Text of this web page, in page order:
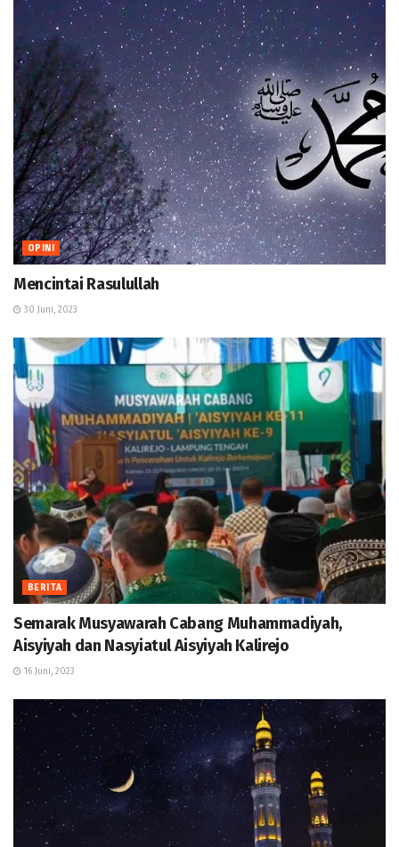
OPINI
Mencintai Rasulullah
30 Juni, 2023
BERITA
Semarak Musyawarah Cabang Muhammadiyah,
Aisyiyah dan Nasyiatul Aisyiyah Kalirejo
16 Juni, 2023